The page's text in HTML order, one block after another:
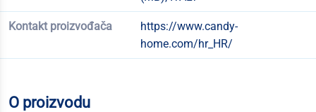
Kontakt proizvođača
https://www.candy-
home.com/hr_HR/
O proizvodu